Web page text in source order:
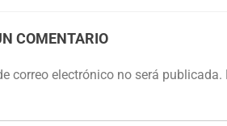
COMENTARIO
correo electrónico no será publicada.